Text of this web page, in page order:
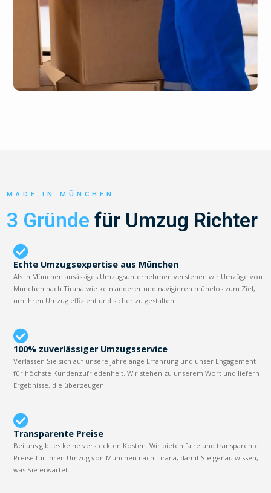
MADE IN MÜNCHEN
3 Gründe für Umzug Richter
Echte Umzugsexpertise aus München
Als in München ansässiges Umzugsunternehmen verstehen wir Umzüge von
München nach Tirana wie kein anderer und navigieren mühelos zum Ziel,
um Ihren Umzug effizient und sicher zu gestalten.
100% zuverlässiger Umzugsservice
Verlassen Sie sich auf unsere jahrelange Erfahrung und unser Engagement
für höchste Kundenzufriedenheit. Wir stehen zu unserem Wort und liefern
Ergebnisse, die überzeugen.
Transparente Preise
Bei uns gibt es keine versteckten Kosten. Wir bieten faire und transparente
Preise für Ihren Umzug von München nach Tirana, damit Sie genau wissen,
was Sie erwartet.